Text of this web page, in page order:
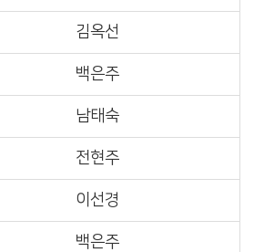
김옥선
백은주
남태숙
전현주
이선경
백은주